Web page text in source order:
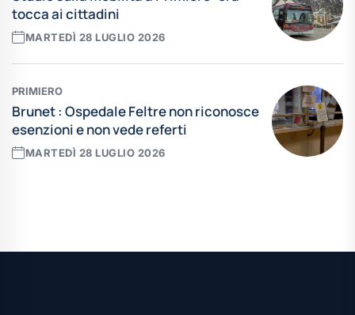
tocca ai cittadini
MARTEDÌ 28 LUGLIO 2026
PRIMIERO
Brunet : Ospedale Feltre non riconosce
esenzioni e non vede referti
MARTEDÌ 28 LUGLIO 2026